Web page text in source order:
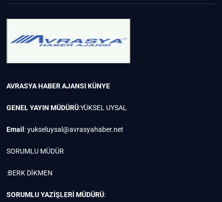
AVRASYA HABER AJANSIKÜNYE
GENEL YAYIN MÜDÜRÜ:YÜKSEL UYSAL
Email :yukseluysal@avrasyahaber.net
SORUMLU MÜDÜR
:BERK DİKMEN
SORUMLU YAZİŞLERİ MÜDÜRÜ: